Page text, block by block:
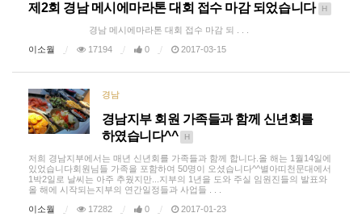
제2회 경남 메시에마라톤 대회 접수 마감 되었습니다 H
경남 메시에마라톤 대회 접수 마감 되 . . .
이소월
17194 0 2017-03-15
경남
경남지부 회원 가족들과 함께 신년회를
하였습니다^^
H
저희 경남지부에서는 매년 신년회를 가족들과 함께 합니다.올 해는 1월14일에
있었습니다회원님들 가족을 포함하여 50명이 오셨습니다^^별아띠천문대에서
1박2일로 날씨는 아주 추웠지만...지부의 1년을 도와 주실 임원진들의 발표와
올 해에 시작되는지부의 연간일정들과 사업들 . . .
이소월
17282 0 2017-01-23